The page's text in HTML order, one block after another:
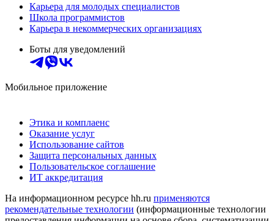
Карьера для молодых специалистов
Школа программистов
Карьера в некоммерческих организациях
Боты для уведомлений
Мобильное приложение
Этика и комплаенс
Оказание услуг
Использование сайтов
Защита персональных данных
Пользовательское соглашение
ИТ аккредитация
На информационном ресурсе hh.ru применяются
рекомендательные технологии (информационные технологии